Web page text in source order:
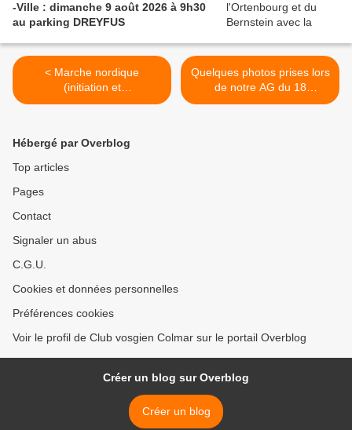
-Ville : dimanche 9 août 2026 à 9h30
au parking DREYFUS
< Marche nordique
(initiation et
perfectionnement), lundi 27
Quelques photos prises lors
de notre AG du 18
septembre 2021 >
Hébergé par Overblog
Top articles
Pages
Contact
Signaler un abus
C.G.U.
Cookies et données personnelles
Préférences cookies
Voir le profil de Club vosgien Colmar sur le portail Overblog
Créer un blog sur Overblog
Créer un blog